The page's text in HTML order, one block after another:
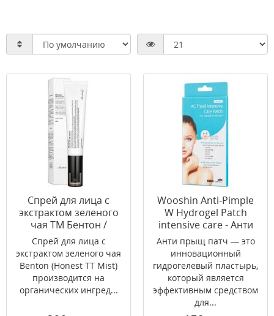
Cпрей для лица с
экстрактом зеленого
чая ТМ Бентон /
Benton 40 мл
Спрей для лица c
экстрактом зеленого чая
Benton (Honest TT Mist)
производится на
органических ингред...
Wooshin Anti-Pimple
W Hydrogel Patch
intensive care - Анти
прыщ патч
Анти прыщ патч — это
инновационный
гидрогелевый пластырь,
который является
эффективным средством
для...